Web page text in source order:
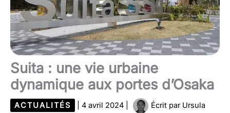
Suita : une vie urbaine
dynamique aux portes d’Osaka
ACTUALITÉS 4 avril 2024 Écrit par Ursula